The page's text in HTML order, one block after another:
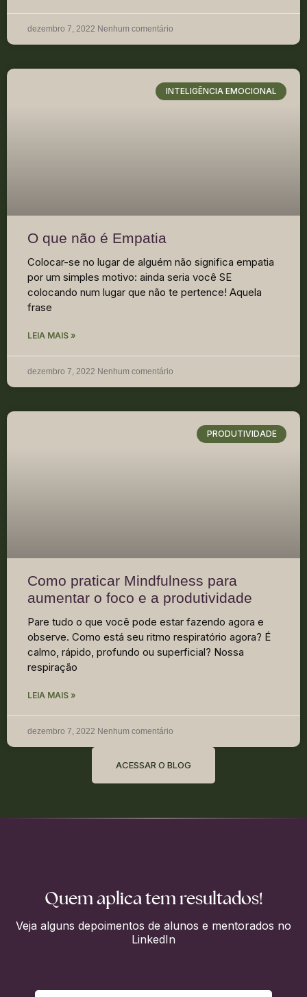
dezembro 7, 2022 Nenhum comentário
INTELIGÊNCIA EMOCIONAL
O que não é Empatia
Colocar-se no lugar de alguém não significa empatia
por um simples motivo: ainda seria você SE
colocando num lugar que não te pertence! Aquela
frase
LEIA MAIS »
dezembro 7, 2022 Nenhum comentário
PRODUTIVIDADE
Como praticar Mindfulness para
aumentar o foco e a produtividade
Pare tudo o que você pode estar fazendo agora e
observe. Como está seu ritmo respiratório agora? É
calmo, rápido, profundo ou superficial? Nossa
respiração
LEIA MAIS »
dezembro 7, 2022 Nenhum comentário
ACESSAR O BLOG
Quem aplica tem resultados!
Veja alguns depoimentos de alunos e mentorados no
LinkedIn